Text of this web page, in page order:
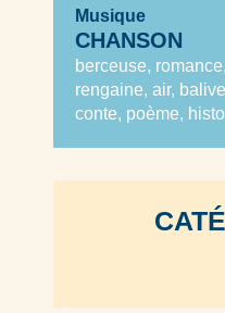
Musique
CHANSON
berceuse,
rengaine, air,
conte, poème,